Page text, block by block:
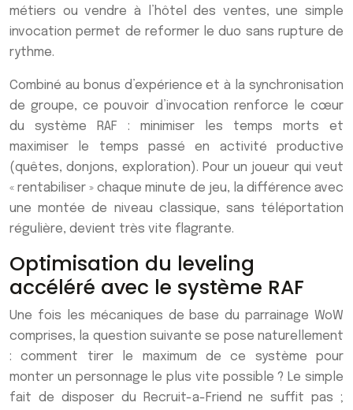
métiers ou vendre à l’hôtel des ventes, une simple
invocation permet de reformer le duo sans rupture de
rythme.
Combiné au bonus d’expérience et à la synchronisation
de groupe, ce pouvoir d’invocation renforce le cœur
du système RAF : minimiser les temps morts et
maximiser le temps passé en activité productive
(quêtes, donjons, exploration). Pour un joueur qui veut
« rentabiliser » chaque minute de jeu, la différence avec
une montée de niveau classique, sans téléportation
régulière, devient très vite flagrante.
Optimisation du leveling
accéléré avec le système RAF
Une fois les mécaniques de base du parrainage WoW
comprises, la question suivante se pose naturellement
: comment tirer le maximum de ce système pour
monter un personnage le plus vite possible ? Le simple
fait de disposer du Recruit-a-Friend ne suffit pas ;